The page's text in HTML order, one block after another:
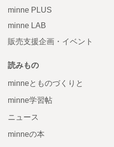
minne PLUS
minne LAB
販売支援企画・イベント
読みもの
minneとものづくりと
minne学習帖
ニュース
minneの本